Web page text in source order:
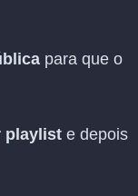
para que o
playlist e depois